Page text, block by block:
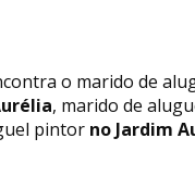
o marido de
, marido de
pintor no Jardim